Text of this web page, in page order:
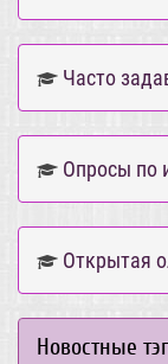
Часто
Опросы по
Открытая
Новостные